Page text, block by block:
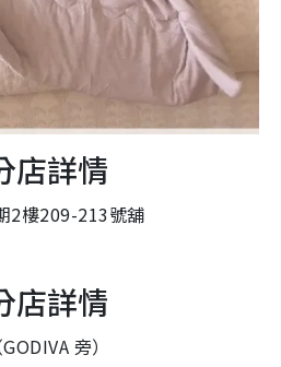
店詳情
2樓209-213號舖
店詳情
旁）